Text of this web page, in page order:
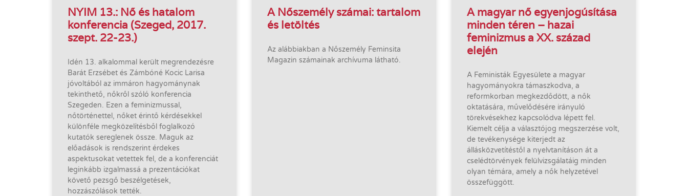
NYIM 13.: Nő és hatalom
konferencia (Szeged, 2017.
szept. 22-23.)
Idén 13. alkalommal került megrendezésre
Barát Erzsébet és Zámbóné Kocic Larisa
jóvoltából az immáron hagyománynak
tekinthető, nőkről szóló konferencia
Szegeden. Ezen a feminizmussal,
nőtörténettel, nőket érintő kérdésekkel
különféle megközelítésből foglalkozó
kutatók sereglenek össze. Maguk az
előadások is rendszerint érdekes
aspektusokat vetettek fel, de a konferenciát
leginkább izgalmassá a prezentációkat
követő pezsgő beszélgetések,
hozzászólások tették.
A Nőszemély számai: tartalom
és letöltés
Az alábbiakban a Nőszemély Feminsita
Magazin számainak archívuma látható.
A magyar nő egyenjogúsítása
minden téren – hazai
feminizmus a XX. század
elején
A Feministák Egyesülete a magyar
hagyományokra támaszkodva, a
reformkorban megkezdődött, a nők
oktatására, művelődésére irányuló
törekvésekhez kapcsolódva lépett fel.
Kiemelt célja a választójog megszerzése volt,
de tevékenysége kiterjedt az
állásközvetítéstől a nyelvtanításon át a
cselédtörvények felülvizsgálatáig minden
olyan témára, amely a nők helyzetével
összefüggött.